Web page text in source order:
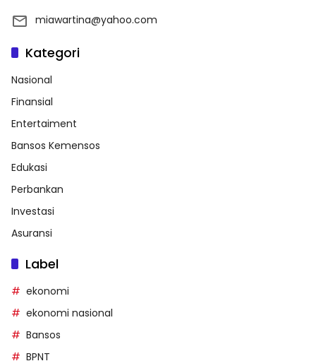
miawartina@yahoo.com
Kategori
Nasional
Finansial
Entertaiment
Bansos Kemensos
Edukasi
Perbankan
Investasi
Asuransi
Label
ekonomi
ekonomi nasional
Bansos
BPNT